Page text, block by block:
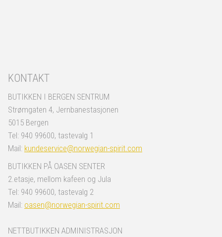
KONTAKT
BUTIKKEN I BERGEN SENTRUM
Strømgaten 4, Jernbanestasjonen
5015 Bergen
Tel: 940 99600, tastevalg 1
Mail: kundeservice@norwegian-spirit.com
BUTIKKEN PÅ OASEN SENTER
2.etasje, mellom kafeen og Jula
Tel: 940 99600, tastevalg 2
Mail: oasen@norwegian-spirit.com
NETTBUTIKKEN ADMINISTRASJON